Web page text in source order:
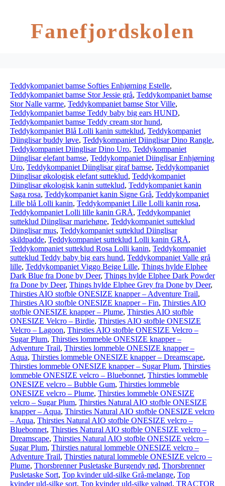
Fanefjordskolen
Teddykompaniet bamse Softies Enhjørning Estelle,
Teddykompaniet bamse Stor Jessie grå, Teddykompaniet bamse
Stor Nalle varme, Teddykompaniet bamse Stor Ville,
Teddykompaniet bamse Teddy baby big ears HUND,
Teddykompaniet bamse Teddy cream stor hund,
Teddykompaniet Blå Lolli kanin sutteklud, Teddykompaniet
Diinglisar buddy løve, Teddykompaniet Diinglisar Dino Rangle,
Teddykompaniet Diinglisar Dino Uro, Teddykompaniet
Diinglisar elefant bamse, Teddykompaniet Diinglisar Enhjørning
Uro, Teddykompaniet Diinglisar giraf bamse, Teddykompaniet
Diinglisar økologisk elefant sutteklud, Teddykompaniet
Diinglisar økologisk kanin sutteklud, Teddykompaniet kanin
Saga rosa, Teddykompaniet kanin Signe Grå, Teddykompaniet
Lille blå Lolli kanin, Teddykompaniet Lille Lolli kanin rosa,
Teddykompaniet Lolli lille kanin GRÅ, Teddykompaniet
sutteklud Diinglisar mariehøne, Teddykompaniet sutteklud
Diinglisar mus, Teddykompaniet sutteklud Diinglisar
skildpadde, Teddykompaniet sutteklud Lolli kanin GRÅ,
Teddykompaniet sutteklud Rosa Lolli kanin, Teddykompaniet
sutteklud Teddy baby big ears hund, Teddykompaniet Valle grå
lille, Teddykompaniet Viggo Beige Lille, Things hylde Elphee
Dark Blue fra Done by Deer, Things hylde Elphee Dark Powder
fra Done by Deer, Things hylde Elphee Grey fra Done by Deer,
Thirsties AIO stofble ONESIZE knapper – Adventure Trail,
Thirsties AIO stofble ONESIZE knapper – Fin, Thirsties AIO
stofble ONESIZE knapper – Plume, Thirsties AIO stofble
ONESIZE Velcro – Birdie, Thirsties AIO stofble ONESIZE
Velcro – Lagoon, Thirsties AIO stofble ONESIZE Velcro –
Sugar Plum, Thirsties lommeble ONESIZE knapper –
Adventure Trail, Thirsties lommeble ONESIZE knapper –
Aqua, Thirsties lommeble ONESIZE knapper – Dreamscape,
Thirsties lommeble ONESIZE knapper – Sugar Plum, Thirsties
lommeble ONESIZE velcro – Bluebonnet, Thirsties lommeble
ONESIZE velcro – Bubble Gum, Thirsties lommeble
ONESIZE velcro – Plume, Thirsties lommeble ONESIZE
velcro – Sugar Plum, Thirsties Natural AIO stofble ONESIZE
knapper – Aqua, Thirsties Natural AIO stofble ONESIZE velcro
– Aqua, Thirsties Natural AIO stofble ONESIZE velcro –
Bluebonnet, Thirsties Natural AIO stofble ONESIZE velcro –
Dreamscape, Thirsties Natural AIO stofble ONESIZE velcro –
Sugar Plum, Thirsties natural lommeble ONESIZE velcro –
Adventure Trail, Thirsties natural lommeble ONESIZE velcro –
Plume, Thorsbrenner Pusletaske Burgendy rød, Thorsbrenner
Pusletaske Sort, Top kvinder uld-silke Grå-melange, Top
kvinder uld-silke sort, Top kvinder uld-silke valnød, TRACTOR